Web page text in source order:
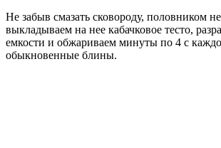
Не забыв смазать сковороду, половником
выкладываем на нее кабачковое тесто,
емкости и обжариваем минуты по 4 с
обыкновенные блины.